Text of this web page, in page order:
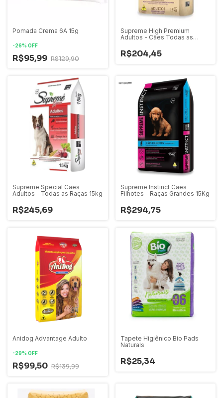
Pomada Crema 6A 15g
-26% OFF
R$95,99 R$129,90
Supreme High Premium
Adultos - Cães Todas as
R$204,45
Supreme Special Cães
Adultos - Todas as Raças 15kg
R$245,69
Supreme Instinct Cães
Filhotes - Raças Grandes 15Kg
R$294,75
Anidog Advantage Adulto
-29% OFF
R$99,50 R$139,99
Tapete Higiênico Bio Pads
Naturals
R$25,34